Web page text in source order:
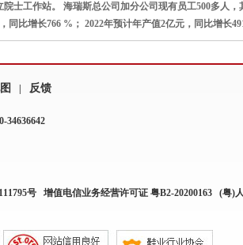
士工作站。 海瑞斯总公司加分公司现有员工500多人
同比增长766 %； 2022年预计年产值2亿元，同比增长
反馈
34636642
号 增值电信业务经营许可证 粤B2-20200163
(粤)